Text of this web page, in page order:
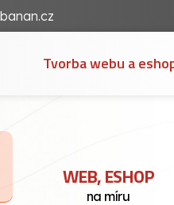
Tvorba webu a
WEB, ESHOP
na míru